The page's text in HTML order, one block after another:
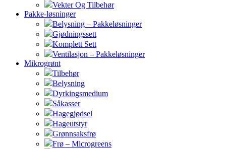
Vekter Og Tilbehør
Pakke-løsninger
Belysning – Pakkeløsninger
Gjødningssett
Komplett Sett
Ventilasjon – Pakkeløsninger
Mikrogrønt
Tilbehør
Belysning
Dyrkingsmedium
Såkasser
Hagegjødsel
Hageutstyr
Grønnsaksfrø
Frø – Microgreens